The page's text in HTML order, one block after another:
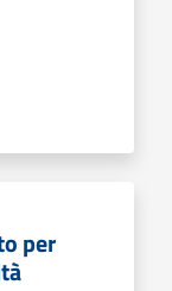
per